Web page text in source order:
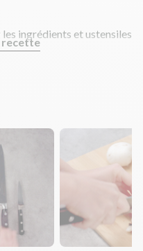
ingrédients et ustensiles
légumes !
recette